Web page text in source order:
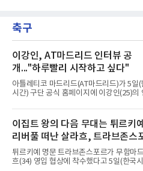
오차나 하체 활용의 불균형은 수백, 수천 번
교정 훈련과 실전 피드
런, 32타점으로 무난한 편이었다. 다만 7월
타율이 0.190까지 떨어지는 등 최근 방망이
츠버그 파이리츠와 계약한 뒤 4년 만인
빅리그에 올라 역대 26번째 한국인 메이저
로 이름을 올렸다. 이듬해에는 111경기에
타율 0.231, 2홈런, 32타점을 남기며 전성
보냈다.흐름은 2024시즌부터 꺾였다. 대부
마이너에서 보냈고 지난해
축구
이강인, AT마드리드 인터뷰 공
개..."하루빨리 시작하고 싶다"
아틀레티코 마드리드(AT마드리드)가 5일(
시간) 구단 공식 홈페이지에 이강인(25)의
류를 앞둔 각오가 담겼다.구단이 파리 생
(PSG) 소속이던 그와의 계약을 알린 것은
달 25일이다. 계약은 2031년 6월 30일까지
현지 매체는 이적료를 3천500만유로에 옵
500만유로가 붙는 조건으로 전했다.영상
강인은 유창한 스페인어로 훌륭한 클럽에
하게 돼 기쁘다는 인사를 건넸다. 동료와
이집트 왕의 다음 무대는 튀르키
리버풀 떠난 살라흐, 트라브존스
입단 초읽기
튀르키예 명문 트라브존스포르가 무함마
흐(34) 영입 협상에 착수했다고 5일(한국